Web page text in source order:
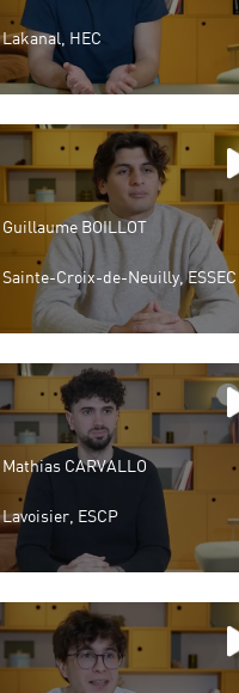
Lakanal, HEC
Guillaume BOILLOT
Sainte-Croix-de-Neuilly, ESSEC
Mathias CARVALLO
Lavoisier, ESCP